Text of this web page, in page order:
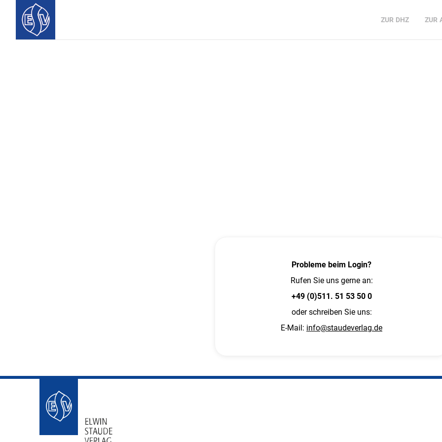
ZUR DHZ ZUR
Probleme beim Login?
Rufen Sie uns gerne an:
+49 (0)511. 51 53 50 0
oder schreiben Sie uns:
E-Mail: info@staudeverlag.de